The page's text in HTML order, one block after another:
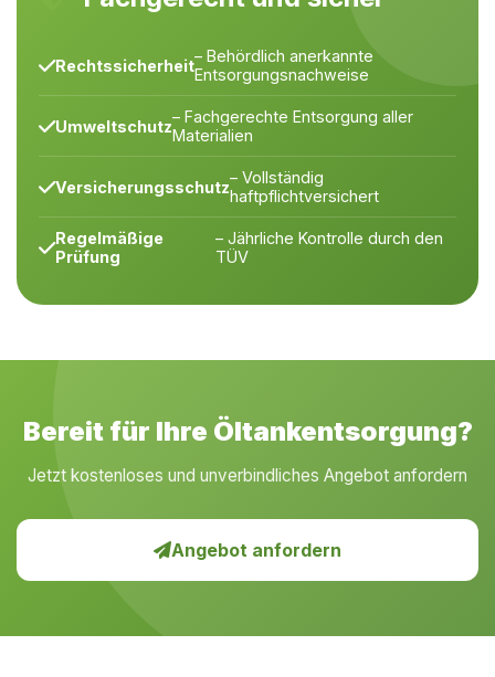
Rechtssicherheit– Behördlich anerkannte
Entsorgungsnachweise
Umweltschutz– Fachgerechte Entsorgung aller
Materialien
Versicherungsschutz– Vollständig
haftpflichtversichert
Regelmäßige
Prüfung
– Jährliche Kontrolle durch den
TÜV
Bereit für Ihre Öltankentsorgung?
Jetzt kostenloses und unverbindliches Angebot anfordern
Angebot anfordern